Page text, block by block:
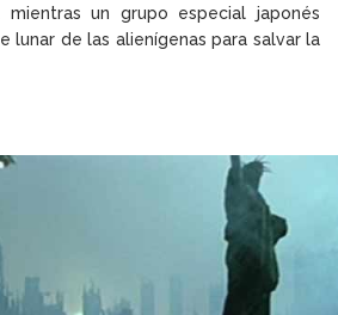
mientras un grupo especial japonés
lunar de las alienígenas para salvar la